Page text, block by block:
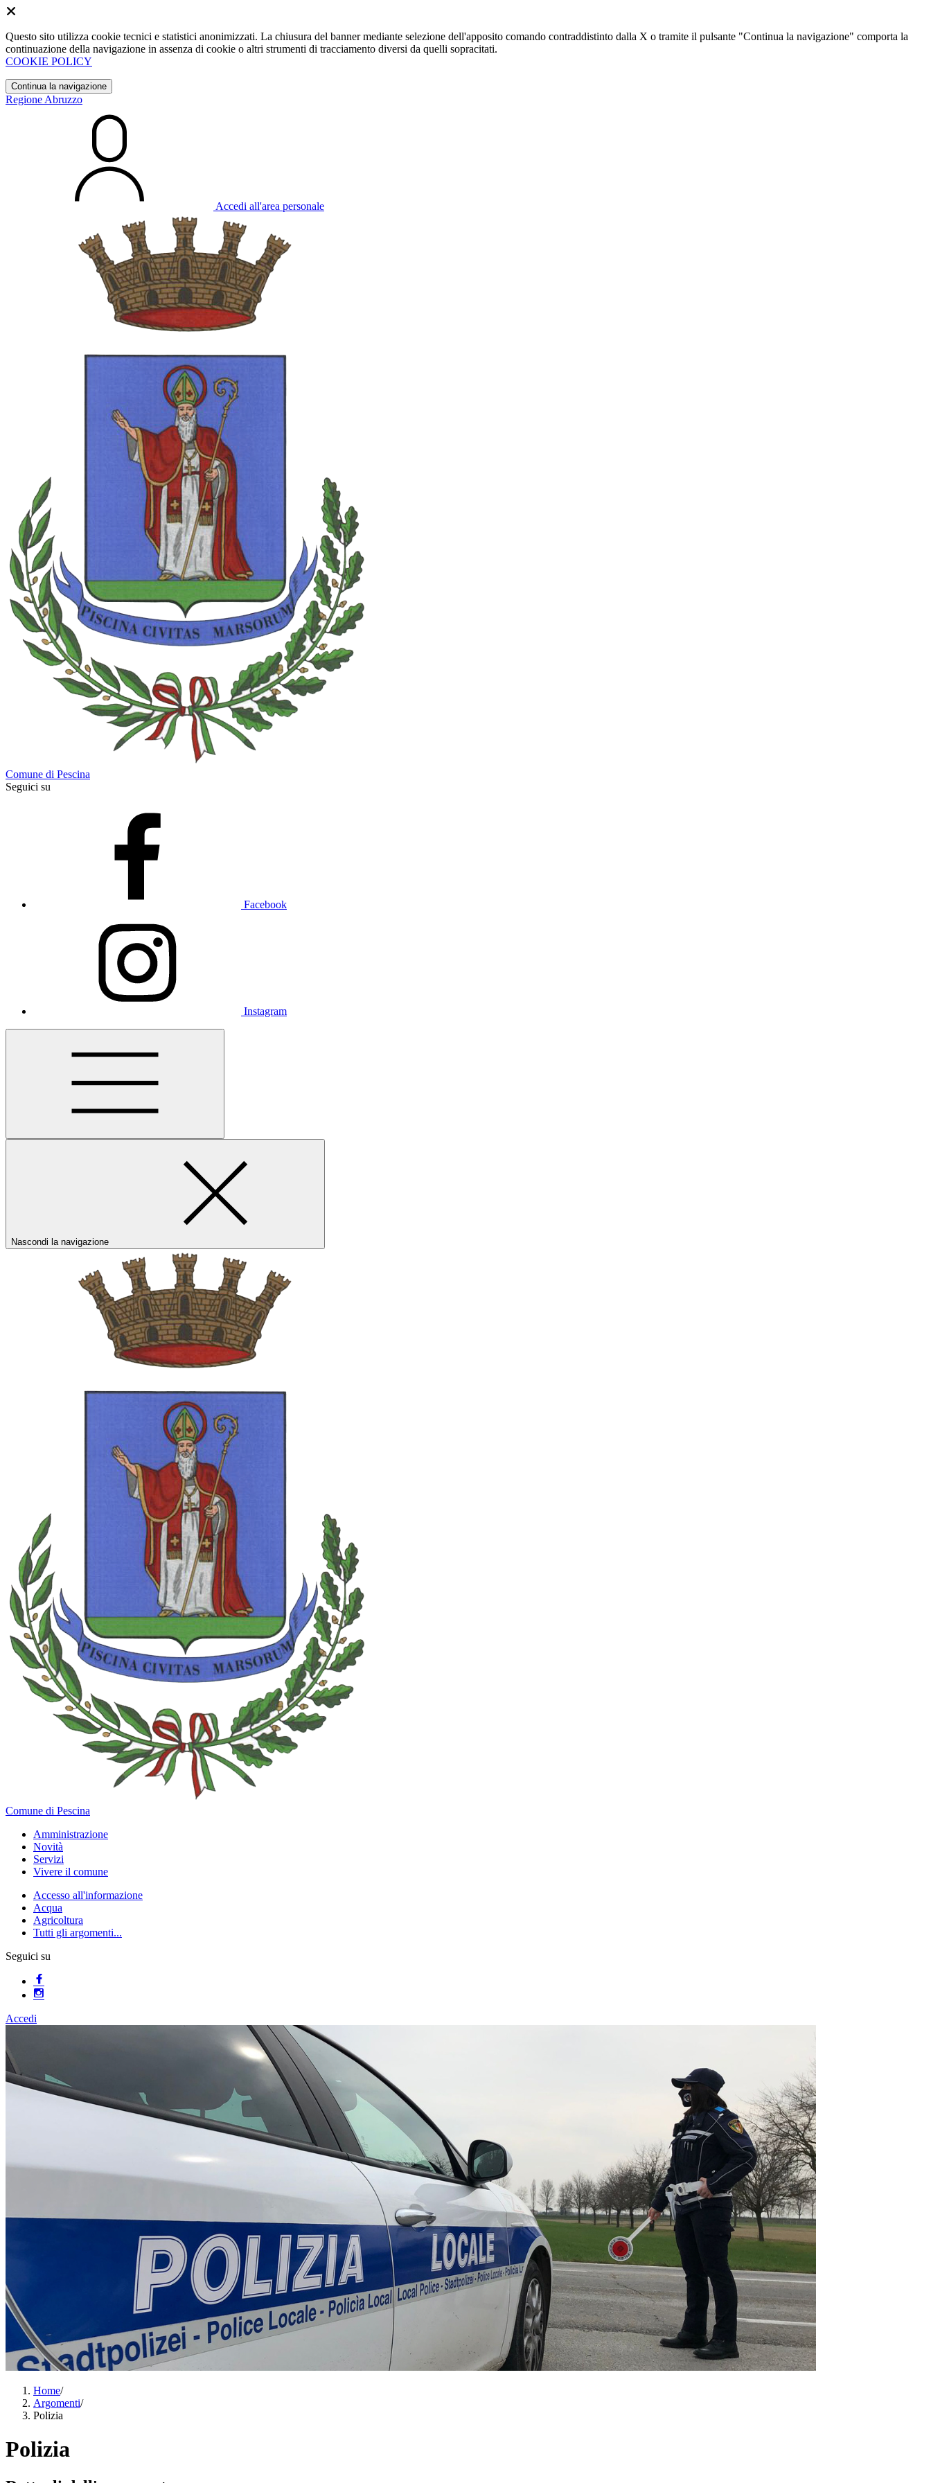
Questo sito utilizza cookie tecnici e statistici anonimizzati. La chiusura del banner mediante selezione dell'apposito comando contraddistinto dalla X o tramite il pulsante "Continua la navigazione" comporta la
continuazione della navigazione in assenza di cookie o altri strumenti di tracciamento diversi da quelli sopracitati.
COOKIE POLICY
Continua la navigazione
Regione Abruzzo
Accedi all'area personale
Comune di Pescina
Seguici su
Facebook
Instagram
Nascondi la navigazione
Comune di Pescina
Amministrazione
Novità
Servizi
Vivere il comune
Accesso all'informazione
Acqua
Agricoltura
Tutti gli argomenti...
Seguici su
Accedi
Home/
Argomenti/
Polizia
Polizia